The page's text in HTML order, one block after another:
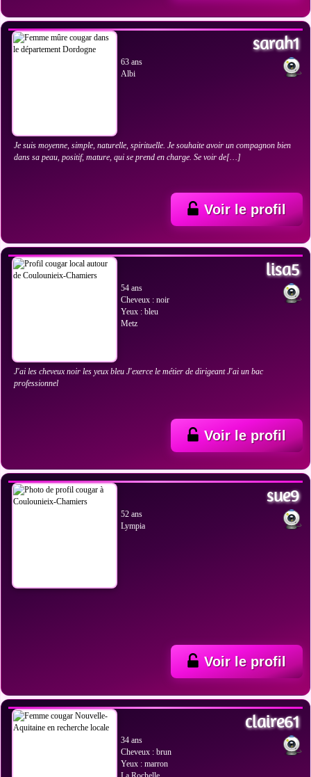
sarah1
63 ans
Albi
Je suis moyenne, simple, naturelle, spirituelle. Je souhaite avoir un compagnon bien
dans sa peau, positif, mature, qui se prend en charge. Se voir de[…]
Voir le profil
lisa5
54 ans
Cheveux : noir
Yeux : bleu
Metz
J'ai les cheveux noir les yeux bleu J'exerce le métier de dirigeant J'ai un bac
professionnel
Voir le profil
sue9
52 ans
Lympia
Voir le profil
claire61
34 ans
Cheveux : brun
Yeux : marron